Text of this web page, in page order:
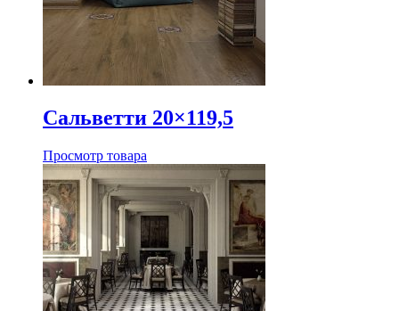
Сальветти 20×119,5
Просмотр товара